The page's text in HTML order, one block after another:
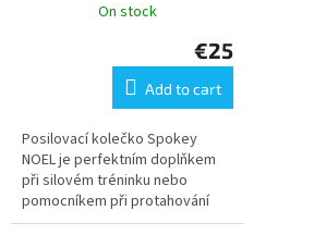
On stock
€25
Add to cart
Posilovací kolečko Spokey
NOEL je perfektním doplňkem
při silovém tréninku nebo
pomocníkem při protahování
těla. KVALITA; Na naše produkty